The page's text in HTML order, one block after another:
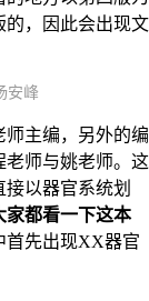
的，因此会出现文
安峰
主编，另外的编
老师与姚老师。这
以器官系统划
家都看一下这本
首先出现XX器官